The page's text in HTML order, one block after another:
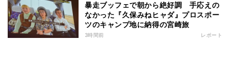
暴走ブッフェで朝から絶好調 手応えの
なかった『久保みねヒャダ』プロスポー
ツのキャンプ地に納得の宮崎旅
3時間前 レポート